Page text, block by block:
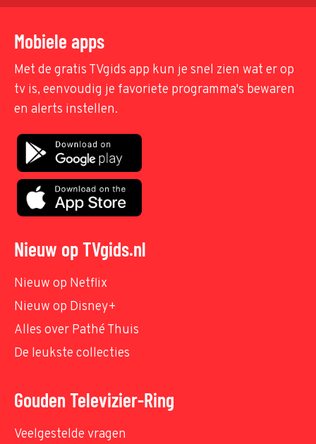
Mobiele apps
Met de gratis TVgids app kun je snel zien wat er op
tv is, eenvoudig je favoriete programma's bewaren
en alerts instellen.
Nieuw op TVgids.nl
Nieuw op Netflix
Nieuw op Disney+
Alles over Pathé Thuis
De leukste collecties
Gouden Televizier-Ring
Veelgestelde vragen